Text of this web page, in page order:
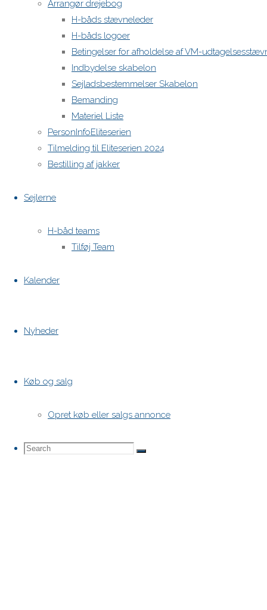
Arrangør drejebog
H-båds stævneleder
H-båds logoer
Betingelser for afholdelse af VM-
Indbydelse skabelon
Sejladsbestemmelser Skabelon
Bemanding
Materiel Liste
PersonInfoEliteserien
Tilmelding til Eliteserien 2024
Bestilling af jakker
Sejlerne
H-båd teams
Tilføj Team
Kalender
Nyheder
Køb og salg
Opret køb eller salgs annonce
Search
Search
Search